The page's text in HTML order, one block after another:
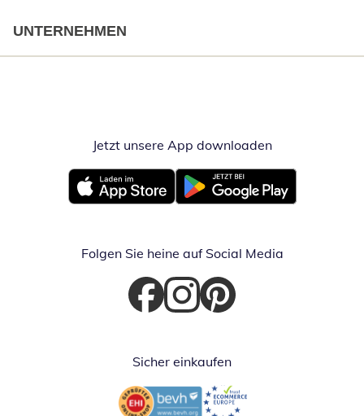
UNTERNEHMEN
Jetzt unsere App downloadenÖffnet in
Öffnet in neuem FensterÖffnet in neuem Fenster
Folgen Sie heine auf Social Media
Öffnet in neuem Fenster
Öffnet in neuem Fenster
Öffnet in neuem Fenster
Sicher einkaufen